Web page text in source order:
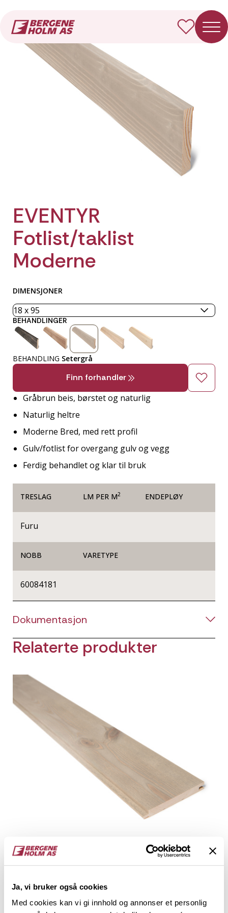
Ja, vi bruker også cookies
Med cookies kan vi gi innhold og annonser et personlig
EVENTYR
Fotlist/taklist
Moderne
DIMENSJONER
BEHANDLINGER
BEHANDLING Setergrå
Finn forhandler
Gråbrun beis, børstet og naturlig
Naturlig heltre
Moderne Bred, med rett profil
Gulv/fotlist for overgang gulv og vegg
Ferdig behandlet og klar til bruk
TRESLAG LM PER M2 ENDEPLØY
Furu
NOBB VARETYPE
60084181
Dokumentasjon
Relaterte produkter
EVENTYR Glattpanel børstet
14 x 120